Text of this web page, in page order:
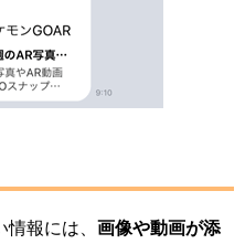
報には、 画像や動画が添